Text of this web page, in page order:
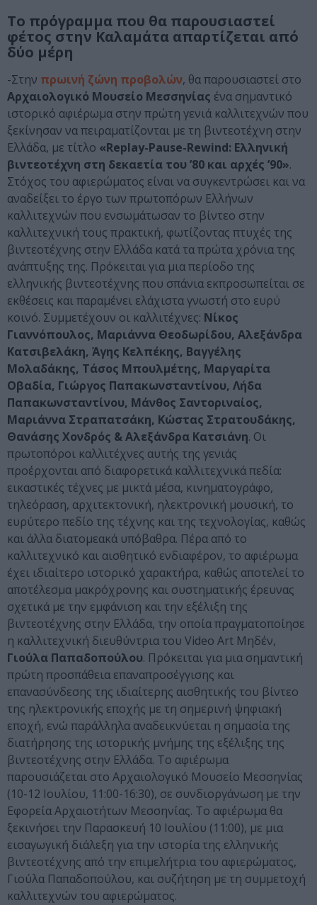
Το πρόγραμμα που θα παρουσιαστεί
φέτος στην Καλαμάτα απαρτίζεται από
δύο μέρη
-Στην πρωινή ζώνη προβολών, θα παρουσιαστεί στο
Αρχαιολογικό Μουσείο Μεσσηνίας ένα σημαντικό
ιστορικό αφιέρωμα στην πρώτη γενιά καλλιτεχνών που
ξεκίνησαν να πειραματίζονται με τη βιντεοτέχνη στην
Ελλάδα, με τίτλο «Replay-Pause-Rewind: Ελληνική
βιντεοτέχνη στη δεκαετία του ’80 και αρχές ’90».
Στόχος του αφιερώματος είναι να συγκεντρώσει και να
αναδείξει το έργο των πρωτοπόρων Ελλήνων
καλλιτεχνών που ενσωμάτωσαν το βίντεο στην
καλλιτεχνική τους πρακτική, φωτίζοντας πτυχές της
βιντεοτέχνης στην Ελλάδα κατά τα πρώτα χρόνια της
ανάπτυξης της. Πρόκειται για μια περίοδο της
ελληνικής βιντεοτέχνης που σπάνια εκπροσωπείται σε
εκθέσεις και παραμένει ελάχιστα γνωστή στο ευρύ
κοινό. Συμμετέχουν οι καλλιτέχνες: Νίκος
Γιαννόπουλος, Μαριάννα Θεοδωρίδου, Αλεξάνδρα
Κατσιβελάκη, Άγης Κελπέκης, Βαγγέλης
Μολαδάκης, Τάσος Μπουλμέτης, Μαργαρίτα
Οβαδία, Γιώργος Παπακωνσταντίνου, Λήδα
Παπακωνσταντίνου, Μάνθος Σαντοριναίος,
Μαριάννα Στραπατσάκη, Κώστας Στρατουδάκης,
Θανάσης Χονδρός & Αλεξάνδρα Κατσιάνη. Οι
πρωτοπόροι καλλιτέχνες αυτής της γενιάς
προέρχονται από διαφορετικά καλλιτεχνικά πεδία:
εικαστικές τέχνες με μικτά μέσα, κινηματογράφο,
τηλεόραση, αρχιτεκτονική, ηλεκτρονική μουσική, το
ευρύτερο πεδίο της τέχνης και της τεχνολογίας, καθώς
και άλλα διατομεακά υπόβαθρα. Πέρα από το
καλλιτεχνικό και αισθητικό ενδιαφέρον, το αφιέρωμα
έχει ιδιαίτερο ιστορικό χαρακτήρα, καθώς αποτελεί το
αποτέλεσμα μακρόχρονης και συστηματικής έρευνας
σχετικά με την εμφάνιση και την εξέλιξη της
βιντεοτέχνης στην Ελλάδα, την οποία πραγματοποίησε
η καλλιτεχνική διευθύντρια του Video Art Μηδέν,
Γιούλα Παπαδοπούλου. Πρόκειται για μια σημαντική
πρώτη προσπάθεια επαναπροσέγγισης και
επανασύνδεσης της ιδιαίτερης αισθητικής του βίντεο
της ηλεκτρονικής εποχής με τη σημερινή ψηφιακή
εποχή, ενώ παράλληλα αναδεικνύεται η σημασία της
διατήρησης της ιστορικής μνήμης της εξέλιξης της
βιντεοτέχνης στην Ελλάδα. Το αφιέρωμα
παρουσιάζεται στο Αρχαιολογικό Μουσείο Μεσσηνίας
(10-12 Ιουλίου, 11:00-16:30), σε συνδιοργάνωση με την
Εφορεία Αρχαιοτήτων Μεσσηνίας. Το αφιέρωμα θα
ξεκινήσει την Παρασκευή 10 Ιουλίου (11:00), με μια
εισαγωγική διάλεξη για την ιστορία της ελληνικής
βιντεοτέχνης από την επιμελήτρια του αφιερώματος,
Γιούλα Παπαδοπούλου, και συζήτηση με τη συμμετοχή
καλλιτεχνών του αφιερώματος.